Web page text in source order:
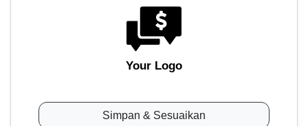
Your Logo
Simpan & Sesuaikan